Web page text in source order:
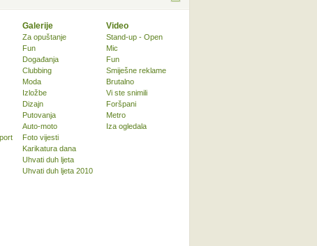
Galerije
Za opuštanje
Fun
Događanja
Clubbing
Moda
Izložbe
Dizajn
Putovanja
Auto-moto
Foto vijesti
Karikatura dana
Uhvati duh ljeta
Uhvati duh ljeta 2010
Video
Stand-up - Open
Mic
Fun
Smiješne reklame
Brutalno
Vi ste snimili
Foršpani
Metro
Iza ogledala